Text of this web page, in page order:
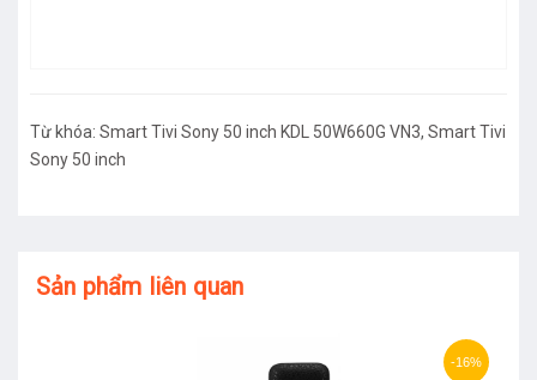
Từ khóa: Smart Tivi Sony 50 inch KDL 50W660G VN3, Smart Tivi
Sony 50 inch
Sản phẩm liên quan
-16%